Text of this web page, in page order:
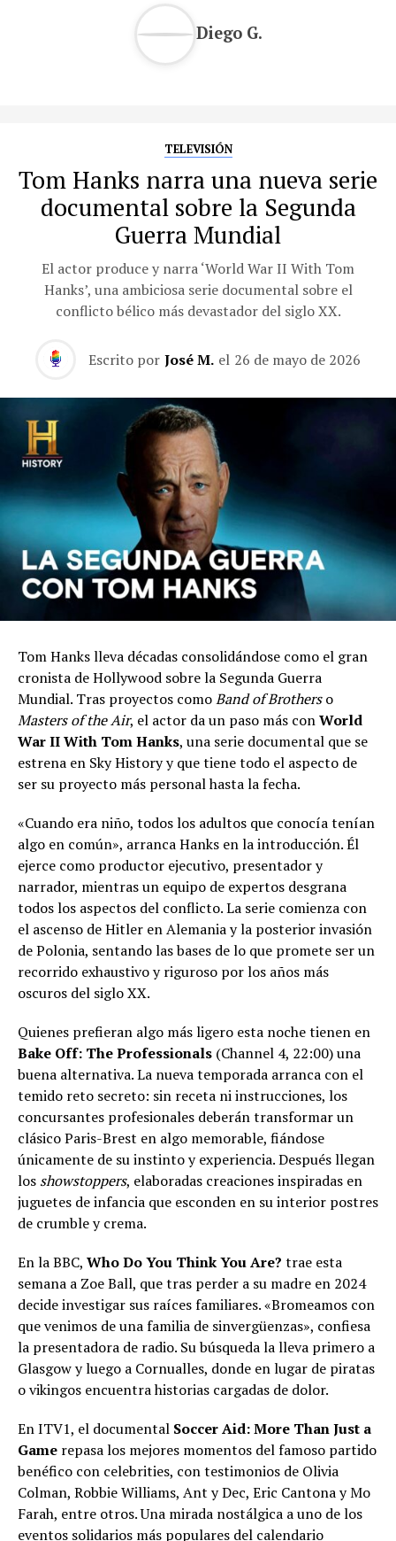
Diego G.
TELEVISIÓN
Tom Hanks narra una nueva serie
documental sobre la Segunda
Guerra Mundial
El actor produce y narra ‘World War II With Tom
Hanks’, una ambiciosa serie documental sobre el
conflicto bélico más devastador del siglo XX.
Escrito por José M. el 26 de mayo de 2026
Tom Hanks lleva décadas consolidándose como el gran
cronista de Hollywood sobre la Segunda Guerra
Mundial. Tras proyectos comoBand of Brotherso
Masters of the Air, el actor da un paso más conWorld
War II With Tom Hanks, una serie documental que se
estrena en Sky History y que tiene todo el aspecto de
ser su proyecto más personal hasta la fecha.
«Cuando era niño, todos los adultos que conocía tenían
algo en común», arranca Hanks en la introducción. Él
ejerce como productor ejecutivo, presentador y
narrador, mientras un equipo de expertos desgrana
todos los aspectos del conflicto. La serie comienza con
el ascenso de Hitler en Alemania y la posterior invasión
de Polonia, sentando las bases de lo que promete ser un
recorrido exhaustivo y riguroso por los años más
oscuros del siglo XX.
Quienes prefieran algo más ligero esta noche tienen en
Bake Off: The Professionals (Channel 4, 22:00) una
buena alternativa. La nueva temporada arranca con el
temido reto secreto: sin receta ni instrucciones, los
concursantes profesionales deberán transformar un
clásico Paris-Brest en algo memorable, fiándose
únicamente de su instinto y experiencia. Después llegan
los showstoppers, elaboradas creaciones inspiradas en
juguetes de infancia que esconden en su interior postres
de crumble y crema.
En la BBC, Who Do You Think You Are? trae esta
semana a Zoe Ball, que tras perder a su madre en 2024
decide investigar sus raíces familiares. «Bromeamos con
que venimos de una familia de sinvergüenzas», confiesa
la presentadora de radio. Su búsqueda la lleva primero a
Glasgow y luego a Cornualles, donde en lugar de piratas
o vikingos encuentra historias cargadas de dolor.
En ITV1, el documental Soccer Aid: More Than Just a
Game repasa los mejores momentos del famoso partido
benéfico con celebrities, con testimonios de Olivia
Colman, Robbie Williams, Ant y Dec, Eric Cantona y Mo
Farah, entre otros. Una mirada nostálgica a uno de los
eventos solidarios más populares del calendario